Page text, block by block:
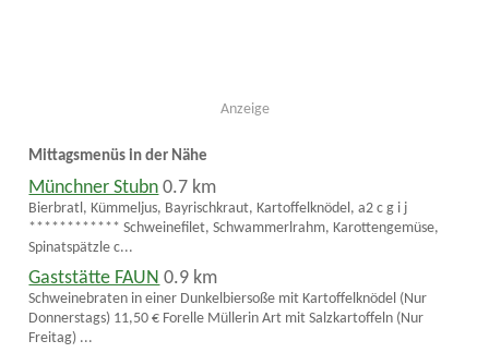
Anzeige
Mittagsmenüs in der Nähe
Münchner Stubn 0.7 km
Bierbratl, Kümmeljus, Bayrischkraut, Kartoffelknödel, a2 c g i j
************ Schweinefilet, Schwammerlrahm, Karottengemüse,
Spinatspätzle c...
Gaststätte FAUN 0.9 km
Schweinebraten in einer Dunkelbiersoße mit Kartoffelknödel (Nur
Donnerstags) 11,50 € Forelle Müllerin Art mit Salzkartoffeln (Nur
Freitag) ...